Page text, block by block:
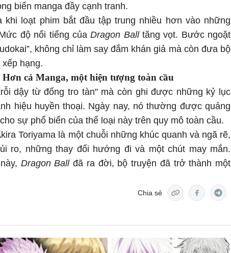
biển manga đầy cạnh tranh.
khi loạt phim bắt đầu tập trung nhiều hơn vào những
độ nổi tiếng củaDragon Ball tăng vọt. Bước ngoặt
không chỉ làm say đắm khán giả mà còn đưa bộ
hạng.
cả Manga, một hiện tượng toàn cầu
dậy từ đống tro tàn" mà còn ghi được những kỷ lục
hiệu huyền thoại. Ngày nay, nó thường được quảng
sự phổ biến của thể loại này trên quy mô toàn cầu.
Toriyama là một chuỗi những khúc quanh và ngã rẽ,
ro, những thay đổi hướng đi và một chút may mắn.
Dragon Ball đã ra đời, bộ truyện đã trở thành một
Chia sẻ